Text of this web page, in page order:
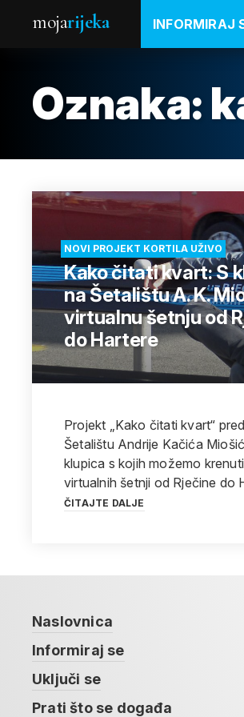
mojarijeka INFORMIRAJ
Oznaka:
NOVI PROJEKT KORTILA UŽIVO
Kako čitati kvart: S
na Šetalištu A. K.
virtualnu šetnju od
do Hartere
Projekt „Kako čitati kvart“
Šetalištu Andrije Kačića
klupica s kojih možemo
virtualnih šetnji od Rječine do
ČITAJTE DALJE
Naslovnica
Informiraj se
Uključi se
Prati što se događa